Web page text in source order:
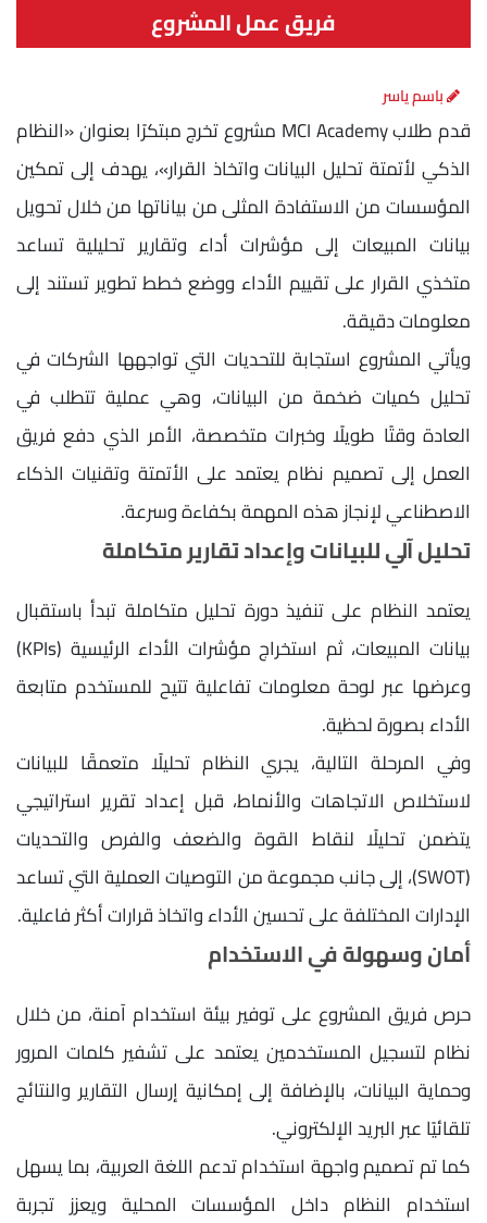
فريق عمل المشروع
باسم ياسر
قدم طلاب MCI Academy مشروع تخرج مبتكرًا بعنوان «النظام
الذكي لأتمتة تحليل البيانات واتخاذ القرار»، يهدف إلى تمكين
المؤسسات من الاستفادة المثلى من بياناتها من خلال تحويل
بيانات المبيعات إلى مؤشرات أداء وتقارير تحليلية تساعد
متخذي القرار على تقييم الأداء ووضع خطط تطوير تستند إلى
معلومات دقيقة.
ويأتي المشروع استجابة للتحديات التي تواجهها الشركات في
تحليل كميات ضخمة من البيانات، وهي عملية تتطلب في
العادة وقتًا طويلًا وخبرات متخصصة، الأمر الذي دفع فريق
العمل إلى تصميم نظام يعتمد على الأتمتة وتقنيات الذكاء
الاصطناعي لإنجاز هذه المهمة بكفاءة وسرعة.
تحليل آلي للبيانات وإعداد تقارير متكاملة
يعتمد النظام على تنفيذ دورة تحليل متكاملة تبدأ باستقبال
بيانات المبيعات، ثم استخراج مؤشرات الأداء الرئيسية (KPIs)
وعرضها عبر لوحة معلومات تفاعلية تتيح للمستخدم متابعة
الأداء بصورة لحظية.
وفي المرحلة التالية، يجري النظام تحليلًا متعمقًا للبيانات
لاستخلاص الاتجاهات والأنماط، قبل إعداد تقرير استراتيجي
يتضمن تحليلًا لنقاط القوة والضعف والفرص والتحديات
(SWOT)، إلى جانب مجموعة من التوصيات العملية التي تساعد
الإدارات المختلفة على تحسين الأداء واتخاذ قرارات أكثر فاعلية.
أمان وسهولة في الاستخدام
حرص فريق المشروع على توفير بيئة استخدام آمنة، من خلال
نظام لتسجيل المستخدمين يعتمد على تشفير كلمات المرور
وحماية البيانات، بالإضافة إلى إمكانية إرسال التقارير والنتائج
تلقائيًا عبر البريد الإلكتروني.
كما تم تصميم واجهة استخدام تدعم اللغة العربية، بما يسهل
استخدام النظام داخل المؤسسات المحلية ويعزز تجربة